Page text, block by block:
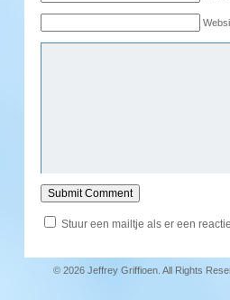
Stuur een mailtje als er een
© 2026 Jeffrey Griffioen. All Rights